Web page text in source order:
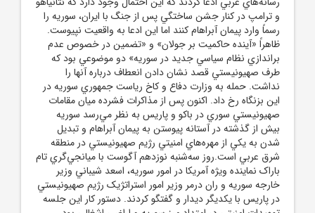
و ترامپ در کنار جشن ساختگي پس از جنگ با ايران، سوريه را
رسماً وارد پيمان آبراهام کنند اما اين ادعا به واقعيت نپيوست.
ظاهراً «آينده حاکميت بر جولان» و «تضمين در خصوص عدم
براندازي نظام سياسي جديد در سوريه» دو موضوعي بود که
طرف صهيونيستي قصد نشان دادن انعطاف درباره آنها را
نداشت. حمله به وزارت دفاع و کاخ رياست جمهوري سوريه در
اين بزنگاه رخ داد. اکنون پس از مذاکرات فشرده ميان مقامات
صهيونيستي سوري در باکو و پاريس به نظر مي‌رسد سوريه
بيش از گذشته در آستانه پيوستن به پيمان آبراهام و تبديل
شدن به يکي از مهره‌هاي امنيتي رژيم صهيونيستي در منطقه
شرق عربي است.روز سه‌شنبه نوزدهم آگوست با ميانجي‌گري تام
باراک نماينده ويژه آمريکا در امور سوريه، اسعد شيباني وزير
خارجه سوريه و ران درمر وزير امور استراتژيک رژيم صهيونيستي
در پاريس با يکديگر ديدار و گفتگو کردند. دستور کار اين جلسه